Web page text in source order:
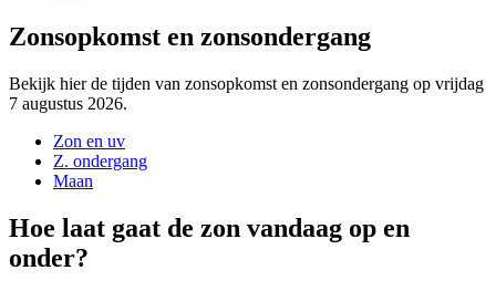
Zonsopkomst en zonsondergang
Bekijk hier de tijden van zonsopkomst en zonsondergang op vrijdag
7 augustus 2026.
Zon en uv
Z. ondergang
Maan
Hoe laat gaat de zon vandaag op en
onder?